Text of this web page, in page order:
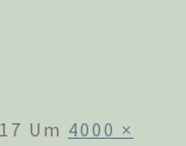
Um 4000 ×